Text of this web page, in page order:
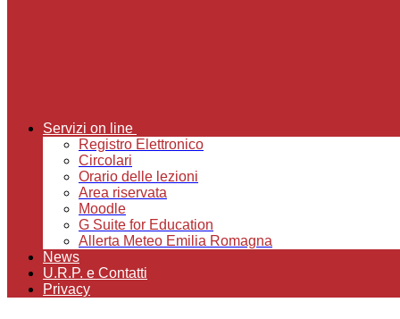
Servizi on line
Registro Elettronico
Circolari
Orario delle lezioni
Area riservata
Moodle
G Suite for Education
Allerta Meteo Emilia Romagna
News
U.R.P. e Contatti
Privacy